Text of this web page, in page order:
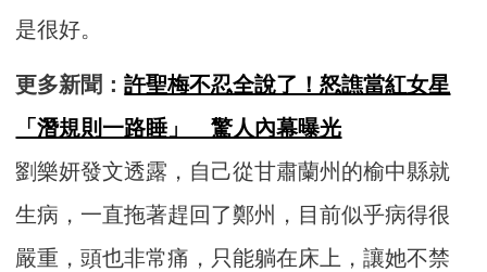
是很好。
更多新聞：許聖梅不忍全說了！怒譙當紅女星
「潛規則一路睡」 驚人內幕曝光
劉樂妍發文透露，自己從甘肅蘭州的榆中縣就
生病，一直拖著趕回了鄭州，目前似乎病得很
嚴重，頭也非常痛，只能躺在床上，讓她不禁